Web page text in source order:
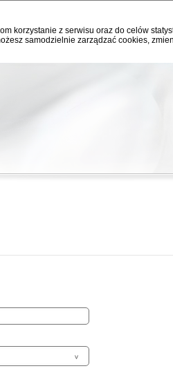
korzystanie z serwisu oraz do celów
samodzielnie zarządzać cookies,